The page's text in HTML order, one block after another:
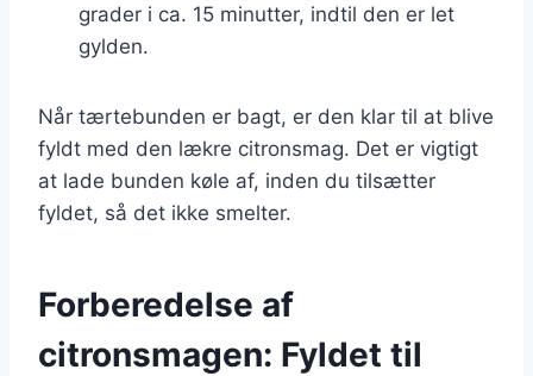
grader i ca. 15 minutter, indtil den er let
gylden.
Når tærtebunden er bagt, er den klar til at blive
fyldt med den lækre citronsmag. Det er vigtigt
at lade bunden køle af, inden du tilsætter
fyldet, så det ikke smelter.
Forberedelse af
citronsmagen: Fyldet til